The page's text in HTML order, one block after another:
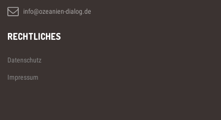
info@ozeanien-dialog.de
RECHTLICHES
Datenschutz
Impressum